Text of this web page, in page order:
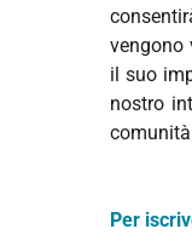
vengono
il suo
nostro
Per